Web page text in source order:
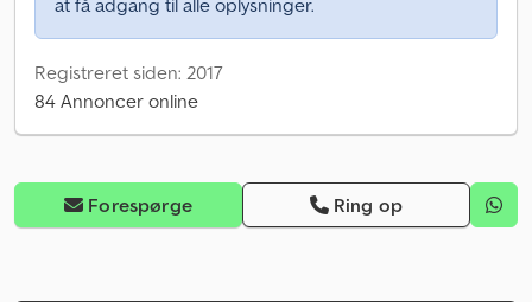
at få adgang til alle oplysninger.
Registreret siden: 2017
84 Annoncer online
Forespørge Ring op